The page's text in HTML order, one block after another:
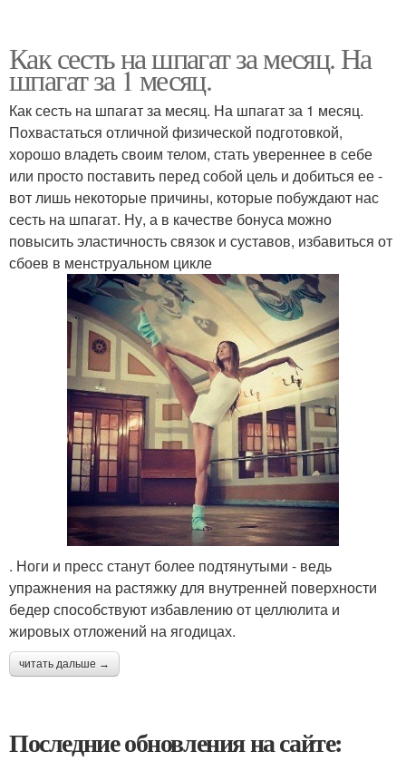
Как сесть на шпагат за месяц. На
шпагат за 1 месяц.
Как сесть на шпагат за месяц. На шпагат за 1 месяц.
Похвастаться отличной физической подготовкой,
хорошо владеть своим телом, стать увереннее в себе
или просто поставить перед собой цель и добиться ее -
вот лишь некоторые причины, которые побуждают нас
сесть на шпагат. Ну, а в качестве бонуса можно
повысить эластичность связок и суставов, избавиться от
сбоев в менструальном цикле
. Ноги и пресс станут более подтянутыми - ведь
упражнения на растяжку для внутренней поверхности
бедер способствуют избавлению от целлюлита и
жировых отложений на ягодицах.
читать дальше →
Последние обновления на сайте: